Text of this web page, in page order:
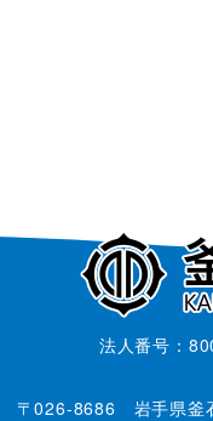
法人番号：
〒026-8686 岩手県釜